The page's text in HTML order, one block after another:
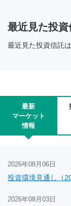
最近見た投資
最近見た投資信託
最新
マーケット
情報
2026年08月06日
投資環境見通し（
2026年08月03日